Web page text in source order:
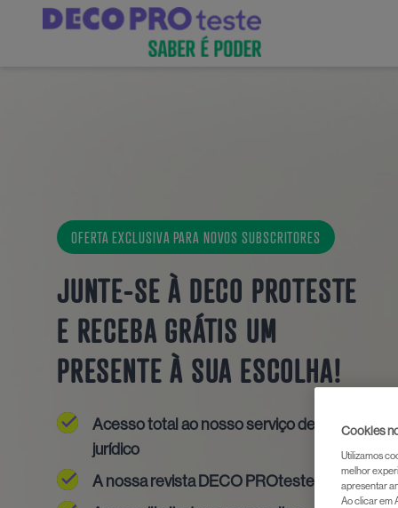
OFERTA EXCLUSIVA PARA NOVOS SUBSCRITORES
JUNTE-SE À DECO PROTESTE
E RECEBA GRÁTIS UM
PRESENTE À SUA ESCOLHA!
Acesso total ao nosso serviço de apoio
jurídico
A nossa revista DECO PROteste
Cookies
Utilizamos
melhor
apresentar
Ao clicar em